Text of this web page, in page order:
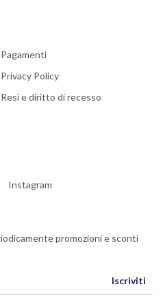
Pagamenti
Privacy Policy
Resi e diritto di recesso
Instagram
promozioni e sconti
Iscriviti